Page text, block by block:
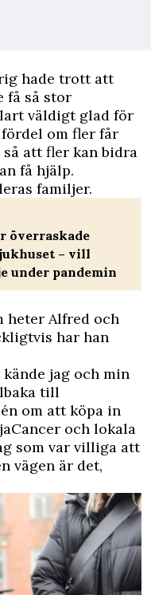
hade trott att
få så stor
väldigt glad för
om fler får
att fler kan bidra
få hjälp.
familjer.
överraskade
– vill
under pandemin
heter Alfred och
har han
jag och min
till
om att köpa in
och lokala
som var villiga att
vägen är det,